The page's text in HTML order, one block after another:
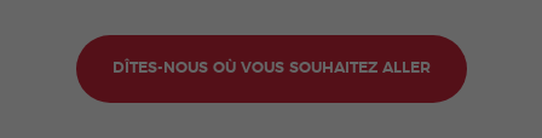
DÎTES-NOUS OÙ VOUS SOUHAITEZ ALLER